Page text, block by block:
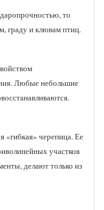
то
граду и клювам птиц.
Любые небольшие
черепица. Ее
участков
делают только из